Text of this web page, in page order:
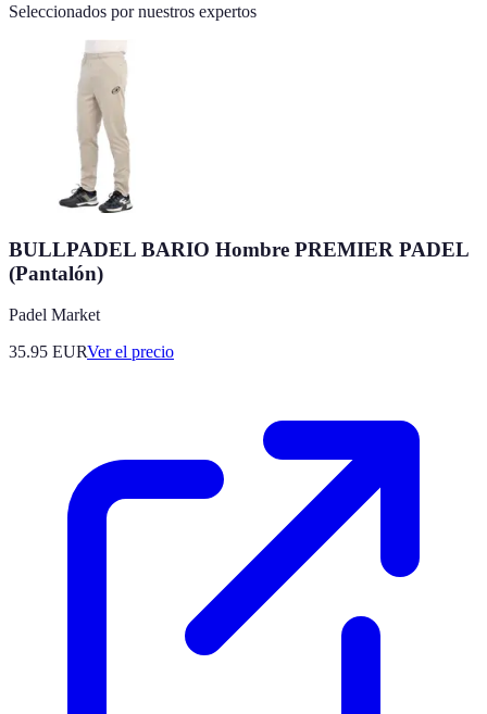
Seleccionados por nuestros expertos
BULLPADEL BARIO Hombre PREMIER PADEL
(Pantalón)
Padel Market
35.95 EURVer el precio